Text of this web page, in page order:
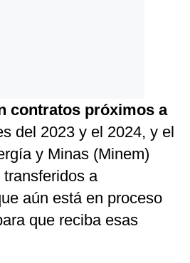
contratos próximos a
del 2023 y el 2024, y el
y Minas (Minem)
a
aún está en proceso
que reciba esas